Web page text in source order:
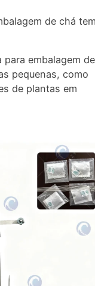
de chá
para embalagem de
pequenas, como
de plantas em